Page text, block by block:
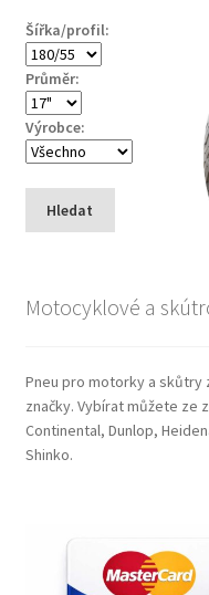
Šířka/profil:
Průměr:
Výrobce:
Hledat
Motocyklové a
Pneu pro motorky a skůtry
značky. Vybírat můžete ze
Continental, Dunlop,
Shinko.